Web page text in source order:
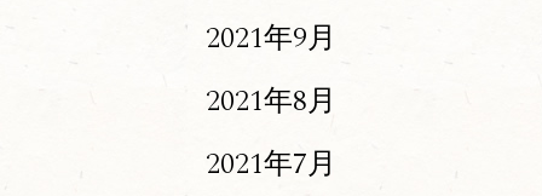
2021年9月
2021年8月
2021年7月